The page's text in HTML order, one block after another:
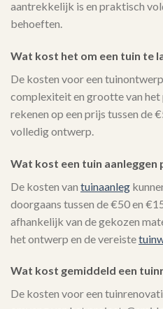
aantrekkelijk is en praktisch
behoeften.
Wat kost het om een tuin te
De kosten voor een
complexiteit en grootte van
rekenen op een prijs tussen de
volledig ontwerp.
Wat kost een tuin aanleggen
De kosten van tuinaanleg
doorgaans tussen de €50 en
afhankelijk van de gekozen
het ontwerp en de vereiste
Wat kost gemiddeld een
De kosten voor een